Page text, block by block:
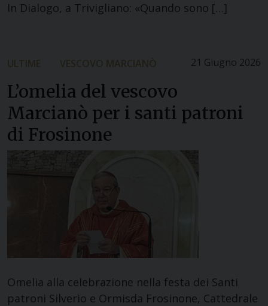
In Dialogo, a Trivigliano: «Quando sono […]
21 Giugno 2026
ULTIME VESCOVO MARCIANÒ
L’omelia del vescovo
Marcianò per i santi patroni
di Frosinone
Omelia alla celebrazione nella festa dei Santi
patroni Silverio e Ormisda Frosinone, Cattedrale